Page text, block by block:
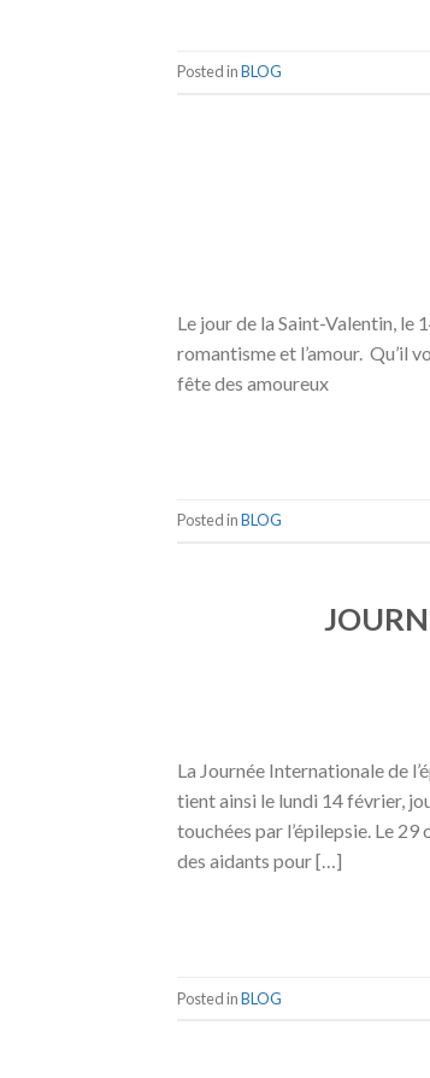
Posted inBLOG
Le jour de la Saint-Valentin, le
romantisme et l’amour. Qu’il
fête des amoureux
Posted inBLOG
La Journée Internationale de
tient ainsi le lundi 14 février,
touchées par l’épilepsie. Le
des aidants pour […]
Posted inBLOG